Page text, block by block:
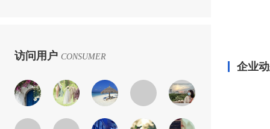
访问用户 CONSUMER
企业